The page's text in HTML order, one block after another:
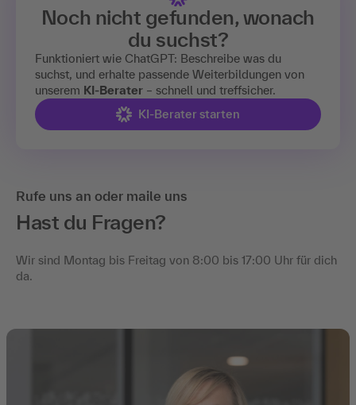
Noch nicht gefunden, wonach
du suchst?
Funktioniert wie ChatGPT: Beschreibe was du
suchst, und erhalte passende Weiterbildungen von
unserem KI-Berater – schnell und treffsicher.
KI-Berater starten
Rufe uns an oder maile uns
Hast du Fragen?
Wir sind Montag bis Freitag von 8:00 bis 17:00 Uhr für dich
da.